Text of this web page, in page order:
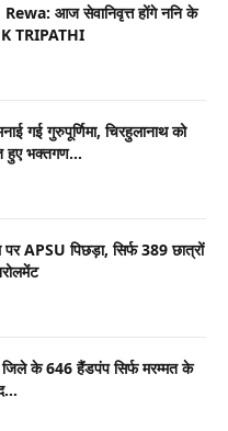
आज सेवानिवृत्त होंगे ननि के
TRIPATHI
गई गुरुपूर्णिमा, चिरहुलानाथ को
हुए भक्तगण…
APSU पिछड़ा, सिर्फ 389 छात्रों
के 646 हैंडपंप सिर्फ मरम्मत के